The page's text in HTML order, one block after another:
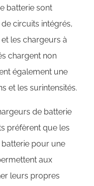
batterie sont
circuits intégrés,
les chargeurs à
chargent non
également une
et les surintensités.
de batterie
préfèrent que les
pour une
aux
leurs propres